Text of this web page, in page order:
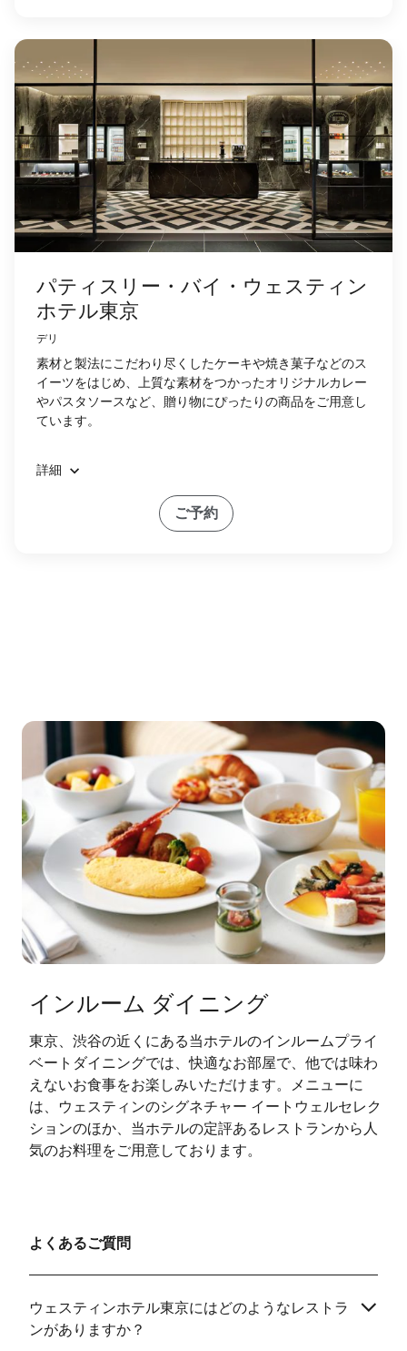
パティスリー・バイ・ウェスティン
ホテル東京
デリ
素材と製法にこだわり尽くしたケーキや焼き菓子などのス
イーツをはじめ、上質な素材をつかったオリジナルカレー
やパスタソースなど、贈り物にぴったりの商品をご用意し
ています。
詳細
ご予約
インルーム ダイニング
東京、渋谷の近くにある当ホテルのインルームプライ
ベートダイニングでは、快適なお部屋で、他では味わ
えないお食事をお楽しみいただけます。メニューに
は、ウェスティンのシグネチャー イートウェルセレク
ションのほか、当ホテルの定評あるレストランから人
気のお料理をご用意しております。
よくあるご質問
ウェスティンホテル東京にはどのようなレストラ
ンがありますか？